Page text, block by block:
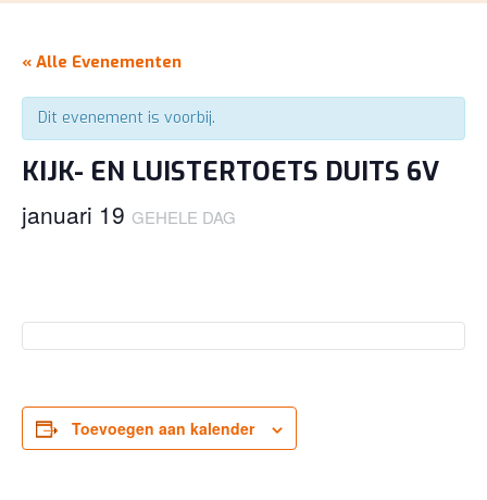
« Alle Evenementen
Dit evenement is voorbij.
KIJK- EN LUISTERTOETS DUITS 6V
januari 19 GEHELE DAG
Toevoegen aan kalender